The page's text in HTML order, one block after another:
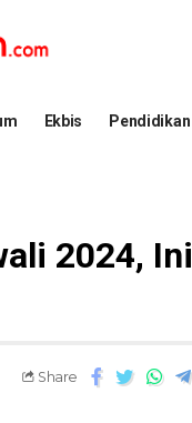
Ekbis Pendidikan
2024, Ini
Share